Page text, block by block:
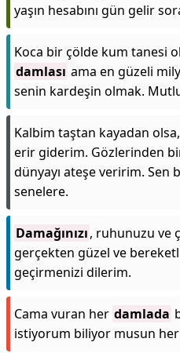
yaşın hesabını gün gelir
Koca bir çölde kum tanesi
damlası ama en güzeli
senin kardeşin olmak.
Kalbim taştan kayadan olsa,
erir giderim. Gözlerinden
dünyayı ateşe veririm. Sen
senelere.
Damağınızı, ruhunuzu ve
gerçekten güzel ve
geçirmenizi dilerim.
Cama vuran her damlada
istiyorum biliyor musun